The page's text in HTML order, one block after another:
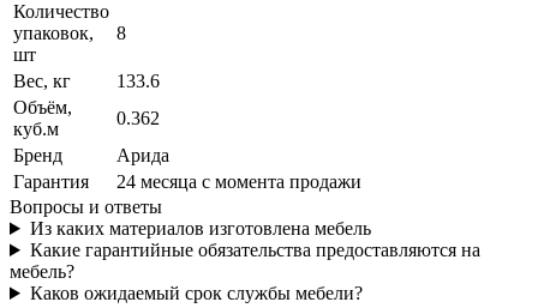
Количество
упаковок,
шт
8
Вес, кг
133.6
Объём,
куб.м
0.362
Бренд
Арида
Гарантия
24 месяца с момента продажи
Вопросы и ответы
Из каких материалов изготовлена мебель
Какие гарантийные обязательства предоставляются на
мебель?
Каков ожидаемый срок службы мебели?